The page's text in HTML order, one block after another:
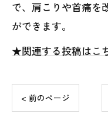
で、肩こりや首痛を
ができます。
★関連する投稿はこ
< 前のページ